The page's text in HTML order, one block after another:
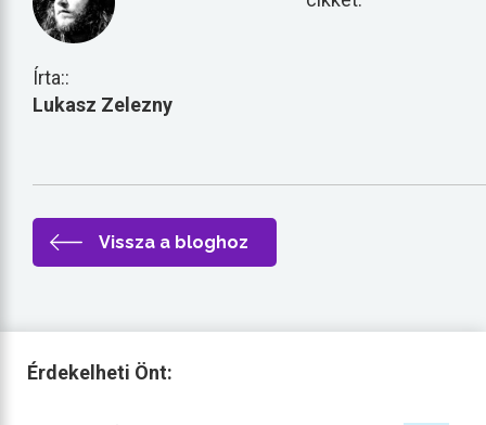
Írta::
Lukasz Zelezny
Vissza a bloghoz
Érdekelheti Önt: